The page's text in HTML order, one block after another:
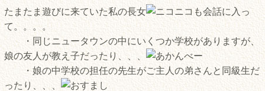
たまたま遊びに来ていた私の長女
も会話に入っ
て。。。。
・同じニュータウンの中にいくつか学校がありますが、
娘の友人が教え子だったり、、、
・娘の中学校の担任の先生がご主人の弟さんと同級生だ
ったり、、、